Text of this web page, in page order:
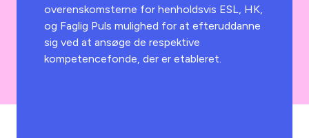
overenskomsterne for henholdsvis ESL, HK,
og Faglig Puls mulighed for at efteruddanne
sig ved at ansøge de respektive
kompetencefonde, der er etableret.